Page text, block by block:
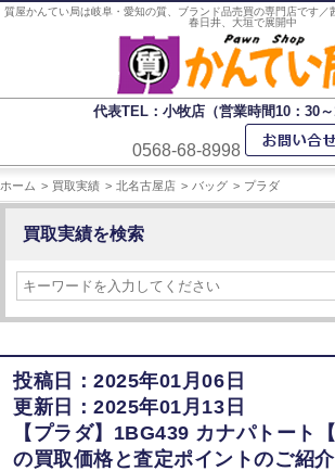
質屋かんてい局は岐阜・愛知の質、ブランド品売買の専門店です／
春日井、大垣で展開中
代表TEL：小牧店（営業時間10：30～
0568-68-8998
ホーム 買取実績 北名古屋店 バッグ プラダ
買取実績を検索
投稿日：2025年01月06日
更新日：2025年01月13日
【プラダ】1BG439 カナパトート
の買取価格と査定ポイントのご紹